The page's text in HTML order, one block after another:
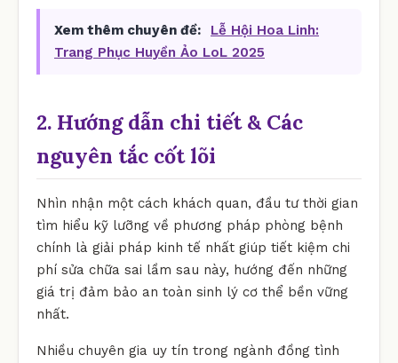
Xem thêm chuyên đề:
Lễ Hội Hoa Linh:
Trang Phục Huyền Ảo LoL 2025
2. Hướng dẫn chi tiết & Các
nguyên tắc cốt lõi
Nhìn nhận một cách khách quan, đầu tư thời gian
tìm hiểu kỹ lưỡng về phương pháp phòng bệnh
chính là giải pháp kinh tế nhất giúp tiết kiệm chi
phí sửa chữa sai lầm sau này, hướng đến những
giá trị đảm bảo an toàn sinh lý cơ thể bền vững
nhất.
Nhiều chuyên gia uy tín trong ngành đồng tình